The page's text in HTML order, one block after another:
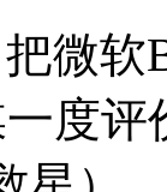
微
度评